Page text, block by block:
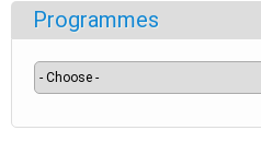
Programmes